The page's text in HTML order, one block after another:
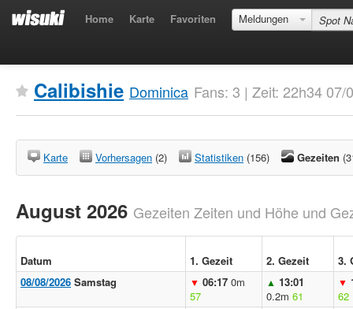
Home Karte Favoriten Meldungen
Calibishie Dominica Fans: 3 | Zeit: 22h34
Karte Vorhersagen (2) Statistiken (156) Gezeiten
August 2026 Gezeiten Zeiten und Höhe und
Datum 1. Gezeit 2. Gezeit
3.
08/08/2026 Samstag ▼ 06:17 0m
57
▲ 13:01
0.2m 61
▼
62